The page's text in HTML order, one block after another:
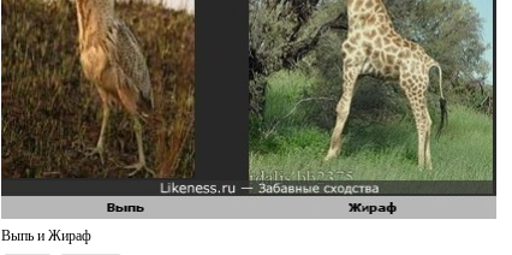
Выпь и Жираф